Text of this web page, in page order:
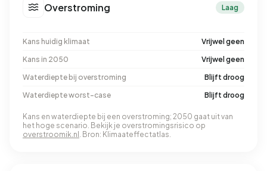
Overstroming Laag
Kans huidig klimaat
Vrijwel geen
Kans in 2050
Vrijwel geen
Waterdiepte bij overstroming
Blijft droog
Waterdiepte worst-case
Blijft droog
Kans en waterdiepte bij een overstroming; 2050 gaat uit van
het hoge scenario. Bekijk je overstromingsrisico op
overstroomik.nl . Bron: Klimaateffectatlas.